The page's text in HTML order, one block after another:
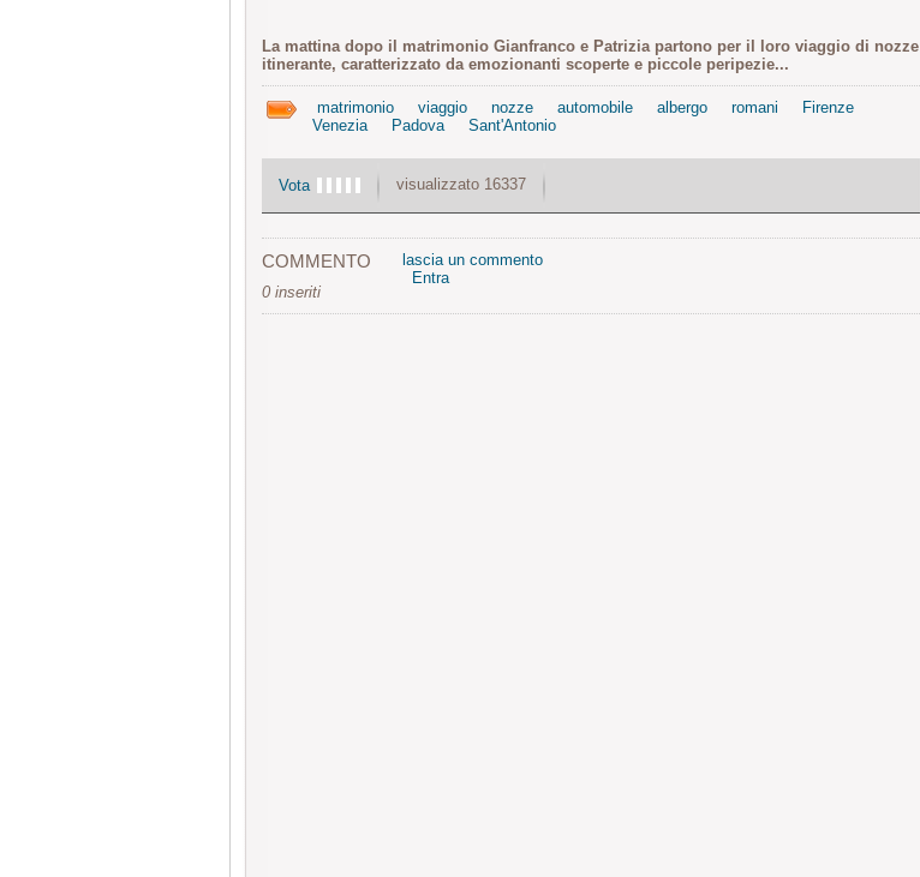
La mattina dopo il matrimonio Gianfranco e Patrizia partono per il loro viaggio di nozze
itinerante, caratterizzato da emozionanti scoperte e piccole peripezie...
matrimonio viaggio nozze automobile albergo romani
Firenze
Venezia
Padova Sant'Antonio
Vota visualizzato 16337
COMMENTO
0 inseriti
lascia un commento
Entra